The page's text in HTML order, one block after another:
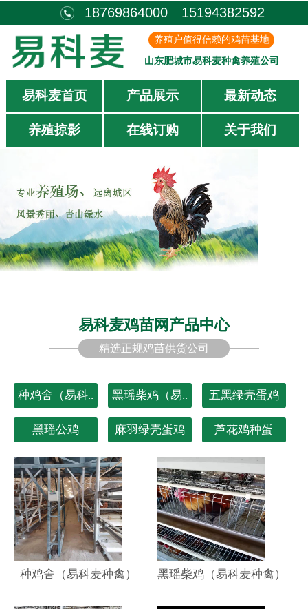
18769864000 15194382592
养殖户值得信赖的鸡苗基地
山东肥城市易科麦种禽养殖公司
易科麦首页 产品展示 最新动态
养殖掠影 在线订购 关于我们
易科麦鸡苗网产品中心
精选正规鸡苗供货公司
种鸡舍（易科.. 黑瑶柴鸡（易.. 五黑绿壳蛋鸡
黑瑶公鸡 麻羽绿壳蛋鸡 芦花鸡种蛋
种鸡舍（易科麦种禽） 黑瑶柴鸡（易科麦种禽）